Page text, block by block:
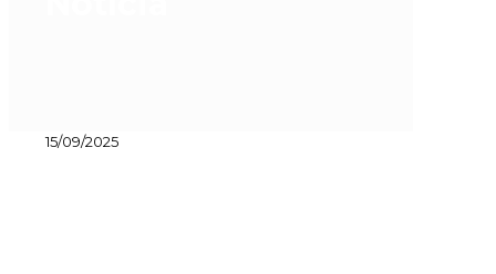
15/09/2025